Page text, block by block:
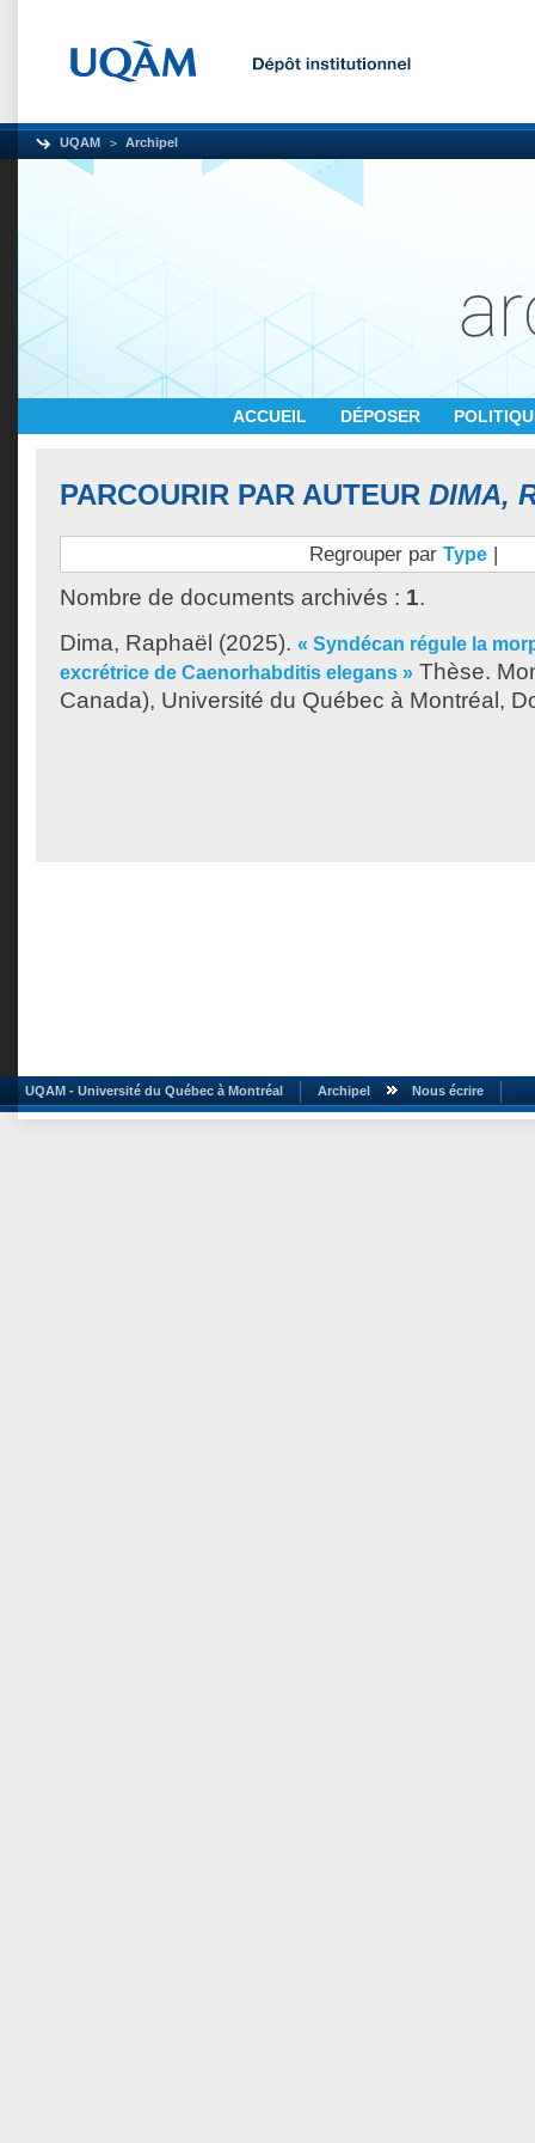
UQAM Archipel
ACCUEIL DÉPOSER
PARCOURIR PAR AUTEUR DIMA,
Regrouper par Type |
Nombre de documents archivés : 1.
Dima, Raphaël (2025). « Syndécan régule la
excrétrice de Caenorhabditis elegans » Thèse.
Canada), Université du Québec à Montréal,
UQAM - Université du Québec à Montréal Archipel Nous écrire